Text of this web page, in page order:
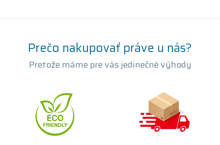
Prečo nakupovať práve u nás?
Pretože máme pre vás jedinečné výhody